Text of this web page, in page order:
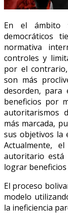
En el ámbito
democráticos
normativa
controles y
por el
son más
desorden,
beneficios por
autoritarismos
más marcada,
sus objetivos la
Actualmente,
autoritario está
lograr
El proceso
modelo
la ineficiencia